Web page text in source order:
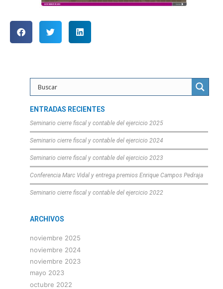
ENTRADAS RECIENTES
Seminario cierre fiscal y contable del ejercicio 2025
Seminario cierre fiscal y contable del ejercicio 2024
Seminario cierre fiscal y contable del ejercicio 2023
Conferencia Marc Vidal y entrega premios Enrique Campos Pedraja
Seminario cierre fiscal y contable del ejercicio 2022
ARCHIVOS
noviembre 2025
noviembre 2024
noviembre 2023
mayo 2023
octubre 2022